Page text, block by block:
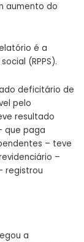
aumento do
é a
(RPPS).
deficitário de
pelo
resultado
que paga
– teve
–
registrou
a